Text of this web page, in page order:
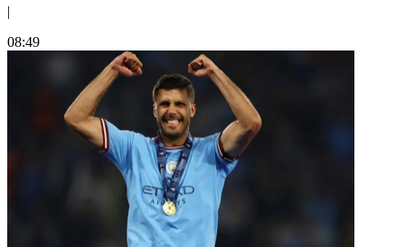
|
08:49